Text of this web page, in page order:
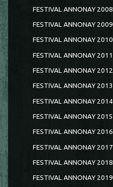
FESTIVAL ANNONAY 2008
FESTIVAL ANNONAY 2009
FESTIVAL ANNONAY 2010
FESTIVAL ANNONAY 2011
FESTIVAL ANNONAY 2012
FESTIVAL ANNONAY 2013
FESTIVAL ANNONAY 2014
FESTIVAL ANNONAY 2015
FESTIVAL ANNONAY 2016
FESTIVAL ANNONAY 2017
FESTIVAL ANNONAY 2018
FESTIVAL ANNONAY 2019